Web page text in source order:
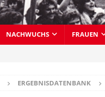
NACHWUCHS FRAUEN
ERGEBNISDATENBANK